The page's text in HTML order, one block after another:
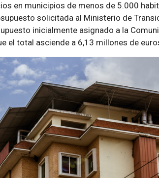
en municipios de menos de 5.000
solicitada al Ministerio de
inicialmente asignado a la
el total asciende a 6,13 millones de